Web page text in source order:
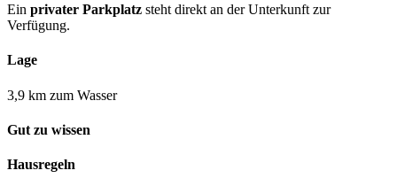
Ein privater Parkplatz steht direkt an der Unterkunft zur
Verfügung.
Lage
3,9 km zum Wasser
Gut zu wissen
Hausregeln